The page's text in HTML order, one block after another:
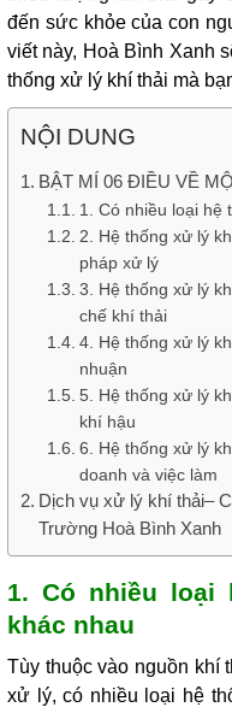
đến sức khỏe của con
viết này, Hoà Bình Xanh
thống xử lý khí thải mà
NỘI DUNG
BẬT MÍ 06 ĐIỀU VỀ
1. Có nhiều loại hệ
2. Hệ thống xử lý
pháp xử lý
3. Hệ thống xử lý
chế khí thải
4. Hệ thống xử lý
nhuận
5. Hệ thống xử lý
khí hậu
6. Hệ thống xử lý
doanh và việc làm
Dịch vụ xử lý khí thải–
Trường Hoà Bình Xanh
1. Có nhiều
khác nhau
Tùy thuộc vào nguồn khí
xử lý, có nhiều loại hệ